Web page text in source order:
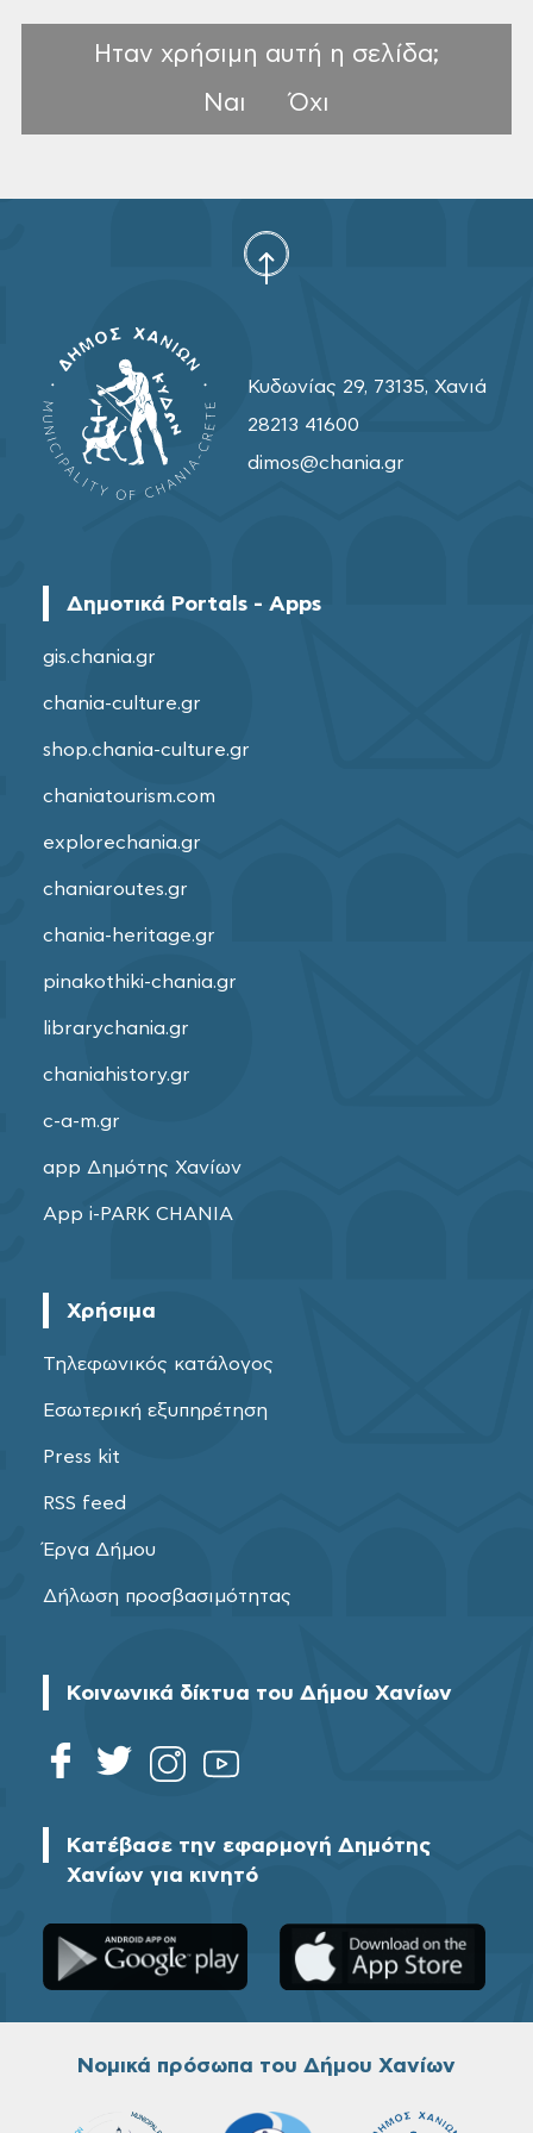
Ηταν χρήσιμη αυτή η σελίδα;
Ναι
Όχι
Κυδωνίας 29, 73135, Χανιά
28213 41600
dimos@chania.gr
Δημοτικά Portals - Apps
gis.chania.gr
chania-culture.gr
shop.chania-culture.gr
chaniatourism.com
explorechania.gr
chaniaroutes.gr
chania-heritage.gr
pinakothiki-chania.gr
librarychania.gr
chaniahistory.gr
c-a-m.gr
app Δημότης Χανίων
App i-PARK CHANIA
Χρήσιμα
Τηλεφωνικός κατάλογος
Εσωτερική εξυπηρέτηση
Press kit
RSS feed
Έργα Δήμου
Δήλωση προσβασιμότητας
Κοινωνικά δίκτυα του Δήμου Χανίων
Κατέβασε την εφαρμογή Δημότης
Χανίων για κινητό
Νομικά πρόσωπα του Δήμου Χανίων